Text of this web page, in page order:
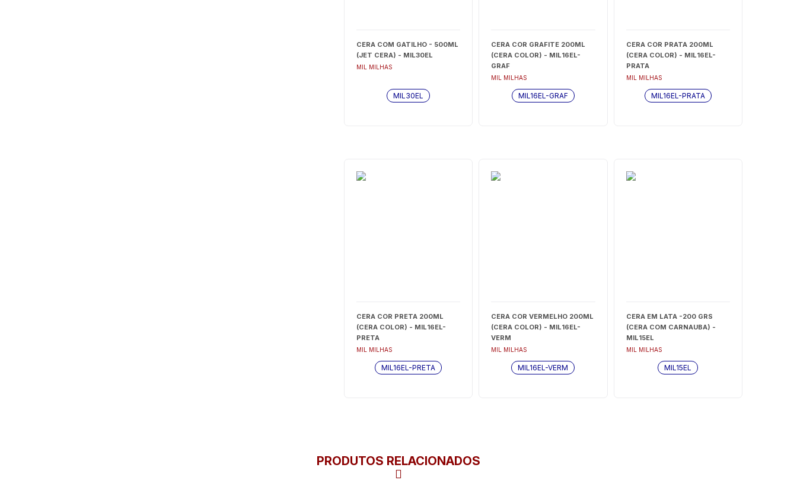
CERA COM GATILHO - 500ML
(JET CERA) - MIL30EL
MIL MILHAS
MIL30EL
CERA COR GRAFITE 200ML
(CERA COLOR) - MIL16EL-
GRAF
MIL MILHAS
MIL16EL-GRAF
CERA COR PRATA 200ML
(CERA COLOR) - MIL16EL-
PRATA
MIL MILHAS
MIL16EL-PRATA
CERA COR PRETA 200ML
(CERA COLOR) - MIL16EL-
PRETA
MIL MILHAS
MIL16EL-PRETA
CERA COR VERMELHO 200ML
(CERA COLOR) - MIL16EL-
VERM
MIL MILHAS
MIL16EL-VERM
CERA EM LATA -200 GRS
(CERA COM CARNAUBA) -
MIL15EL
MIL MILHAS
MIL15EL
PRODUTOS RELACIONADOS